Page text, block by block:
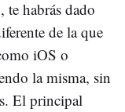
te habrás dado
de la que
iOS o
la misma, sin
El principal